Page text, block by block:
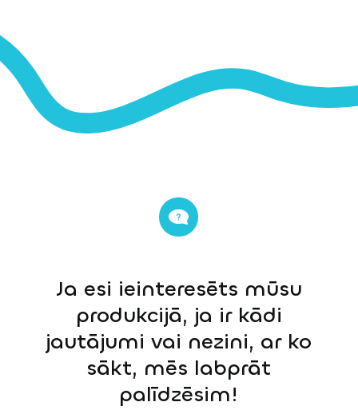
Ja esi ieinteresēts mūsu
produkcijā, ja ir kādi
jautājumi vai nezini, ar ko
sākt, mēs labprāt
palīdzēsim!